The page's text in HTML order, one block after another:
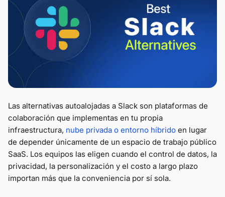
Las alternativas autoalojadas a Slack son plataformas de
colaboración que implementas en tu propia
infraestructura, nube privada o entorno híbrido en lugar
de depender únicamente de un espacio de trabajo público
SaaS. Los equipos las eligen cuando el control de datos, la
privacidad, la personalización y el costo a largo plazo
importan más que la conveniencia por sí sola.